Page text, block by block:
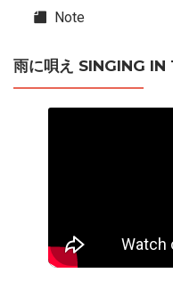
Note
雨に唄え SINGING IN